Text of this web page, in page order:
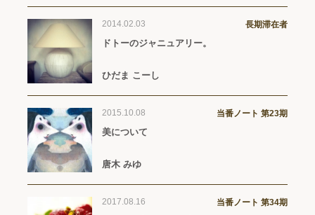
2014.02.03 長期滞在者
ドトーのジャニュアリー。
ひだま こーし
2015.10.08 当番ノート 第23期
美について
唐木 みゆ
2017.08.16 当番ノート 第34期